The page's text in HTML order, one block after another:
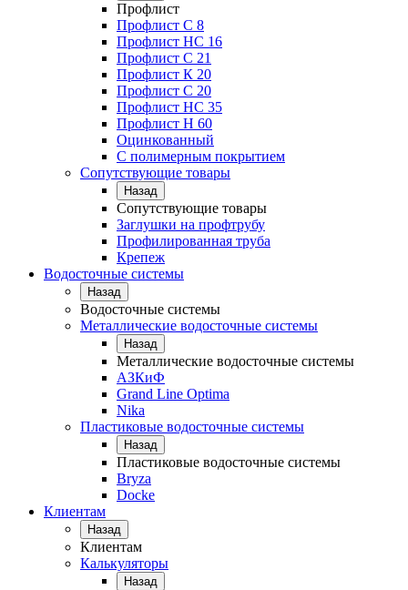
Профлист
Профлист С 8
Профлист НС 16
Профлист C 21
Профлист К 20
Профлист С 20
Профлист НС 35
Профлист Н 60
Оцинкованный
С полимерным покрытием
Сопутствующие товары
Назад
Сопутствующие товары
Заглушки на профтрубу
Профилированная труба
Крепеж
Водосточные системы
Назад
Водосточные системы
Металлические водосточные системы
Назад
Металлические водосточные системы
АЗКиФ
Grand Line Optima
Nika
Пластиковые водосточные системы
Назад
Пластиковые водосточные системы
Bryza
Docke
Клиентам
Назад
Клиентам
Калькуляторы
Назад